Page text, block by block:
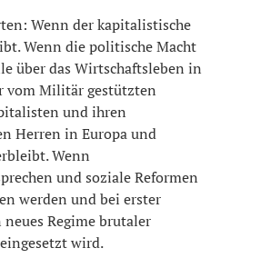
Wenn der kapitalistische
Wenn die politische Macht
über das Wirtschaftsleben in
vom Militär gestützten
und ihren
Herren in Europa und
Wenn
und soziale Reformen
werden und bei erster
Regime brutaler
wird.